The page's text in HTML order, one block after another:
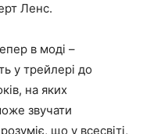
Ленс.
в моді –
у трейлері до
на яких
звучати
що у всесвіті,